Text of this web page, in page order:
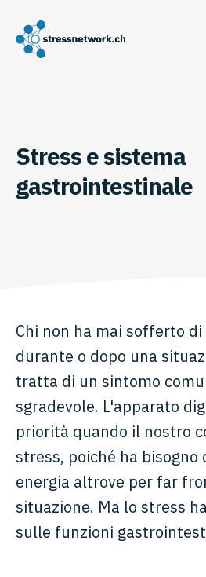
Stress e sistema
gastrointestinale
Chi non ha mai sofferto
durante o dopo una
tratta di un sintomo
sgradevole. L'apparato
priorità quando il nostro
stress, poiché ha
energia altrove per far
situazione. Ma lo stress
sulle funzioni